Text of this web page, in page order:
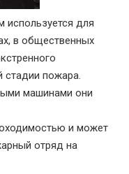
для
в общественных
стадии пожара.
машинами они
и может
отряд на